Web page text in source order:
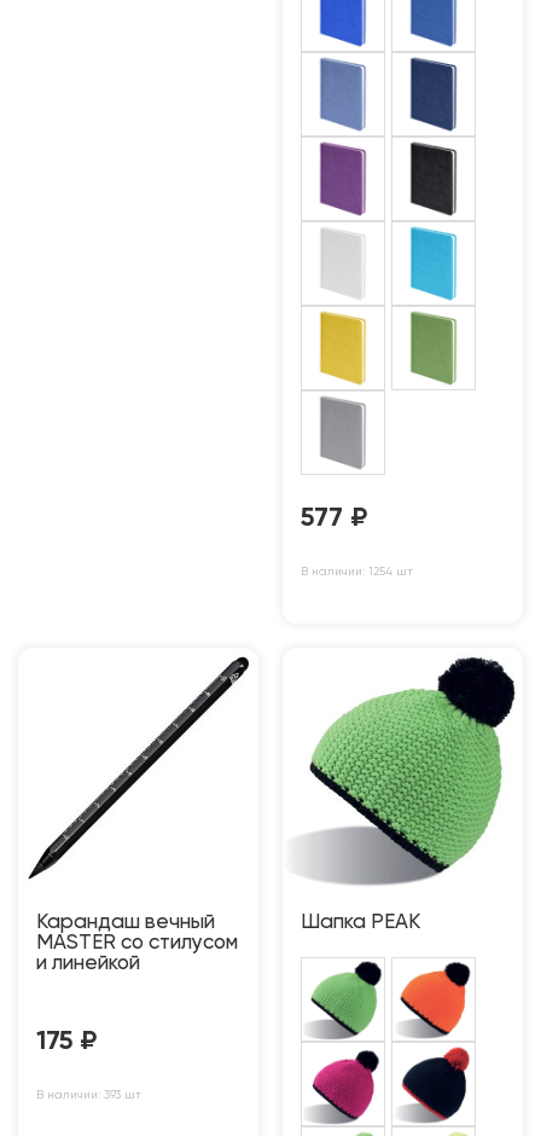
577 ₽
В наличии: 1254 шт
Карандаш вечный
MASTER со стилусом
и линейкой
175 ₽
В наличии: 393 шт
Шапка PEAK